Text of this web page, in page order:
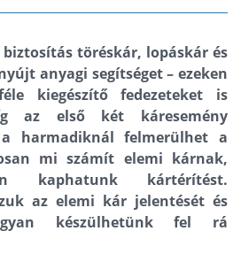
biztosítás töréskár, lopáskár és
anyagi segítséget – ezeken
kiegészítő fedezeteket is
az első két káresemény
harmadiknál felmerülhet a
mi számít elemi kárnak,
kaphatunk kártérítést.
az elemi kár jelentését és
készülhetünk fel rá